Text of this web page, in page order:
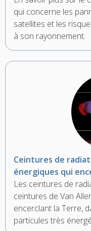
qui concerne les
satellites et les
à son rayonnement.
Ceintures de
énergiques qui
Les ceintures de
ceintures de Van
encerclant la Terre,
particules très